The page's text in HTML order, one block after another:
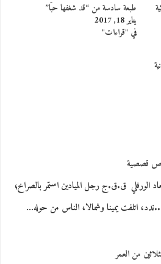
طبعة سادسة من “قد شغفها حبًّا”
يناير 18, 2017
في "قراءات"
قصصية
الورفلي ق.ق.ج رجل الميادين استمر بالصراخ؛
اتلفت يمينا وشمالا، الناس من حوله…
من العمر